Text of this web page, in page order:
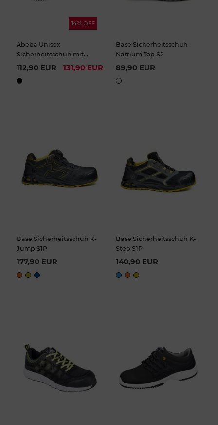
14% OFF
Abeba Unisex
Sicherheitsschuh mit
Stahlkappe
112,90 EUR 131,90 EUR
Base Sicherheitsschuh
Natrium Top S2
89,90 EUR
Base Sicherheitsschuh K-
Jump S1P
177,90 EUR
Base Sicherheitsschuh K-
Step S1P
140,90 EUR